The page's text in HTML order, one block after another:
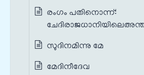
രംഗം പതിനൊന്ന്‌:
സുദിനമിന്നു മേ
മേദിനീദേവ